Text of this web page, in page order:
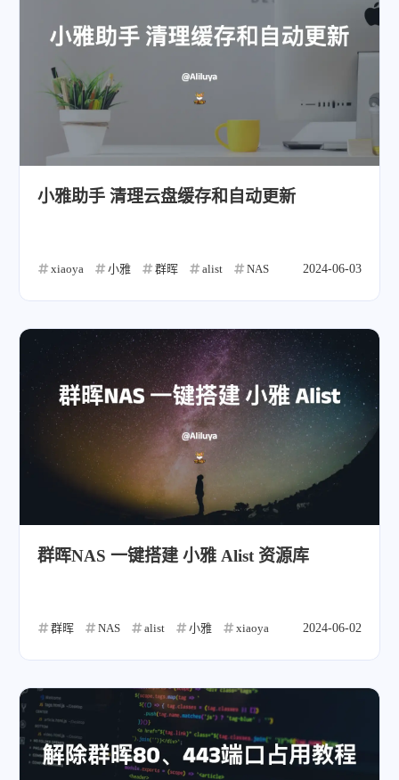
小雅助手 清理云盘缓存和自动更新
xiaoya 小雅 群晖 alist NAS 2024-06-03
群晖NAS 一键搭建 小雅 Alist 资源库
群晖 NAS alist 小雅 xiaoya 2024-06-02